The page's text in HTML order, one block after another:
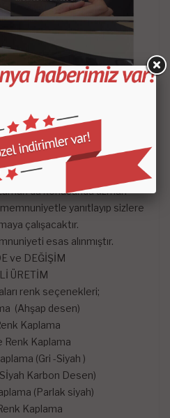
içeriği KROKİDE belirtilen
oluşmaktadır.
garantisini taşımaktadır.
olsun çekinmeden dilediğiniz
sor kısmından sorularınızı
da konusunda uzman
yanıtlayıp sizlere
çalışacaktır.
esas alınmıştır.
ve DEĞİŞİM
ÜRETİM
renk seçenekleri;
(Ahşap desen)
Kaplama
Renk Kaplama
(Gri -Siyah )
Karbon Desen)
(Parlak siyah)
Kaplama